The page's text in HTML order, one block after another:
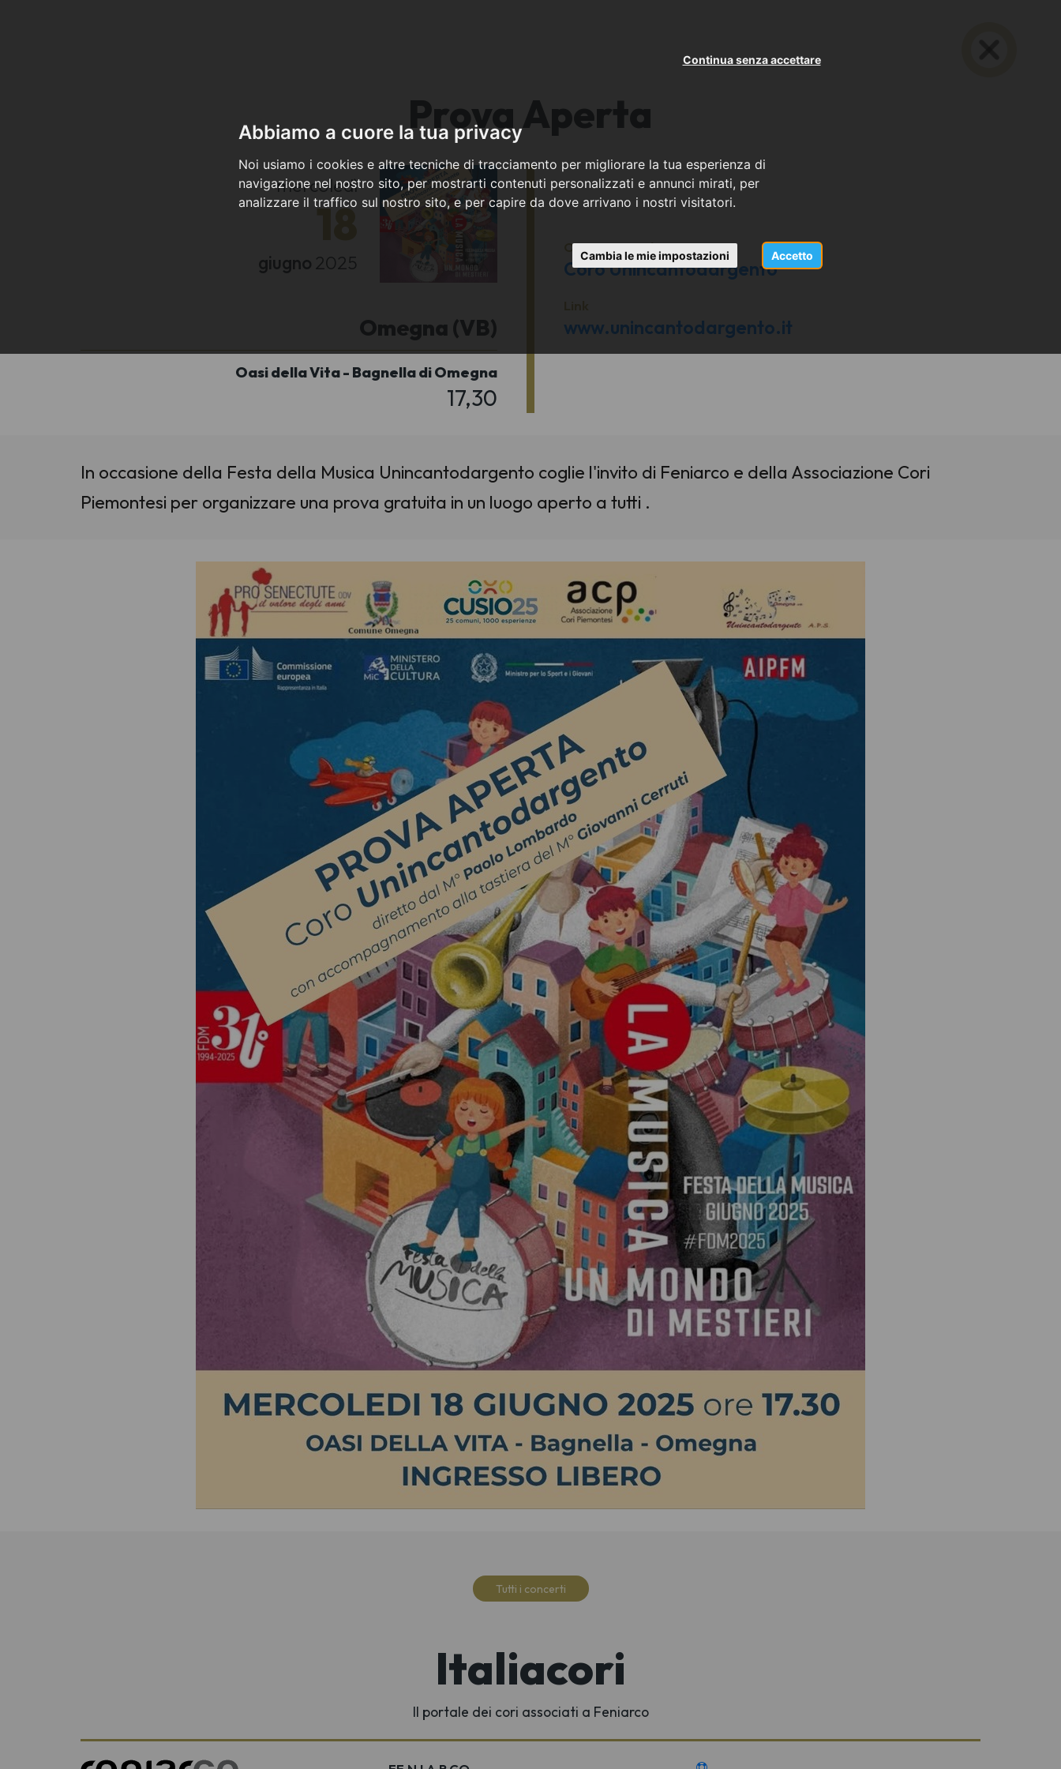
Abbiamo a cuore la tua privacy
Noi usiamo i cookies e altre tecniche di tracciamento per migliorare la tua esperienza di
navigazione nel nostro sito, per mostrarti contenuti personalizzati e annunci mirati, per
analizzare il traffico sul nostro sito, e per capire da dove arrivano i nostri visitatori.
Accetto
Continua senza accettare
Cambia le mie impostazioni
Prova Aperta
mercoledì
18
giugno 2025
Omegna (VB)
Oasi della Vita - Bagnella di Omegna
17,30
Organizzato da
Coro Unincantodargento
www.unincantodargento.it
In occasione della Festa della Musica Unincantodargento coglie l'invito di Feniarco e della Associazione Cori
Piemontesi per organizzare una prova gratuita in un luogo aperto a tutti .
Tutti i concerti
Italiacori
Il portale dei cori associati a Feniarco